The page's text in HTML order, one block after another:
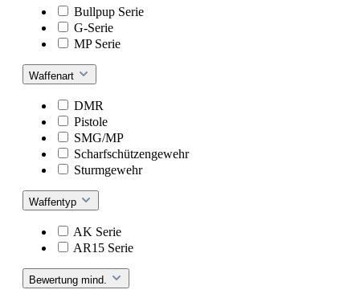
Bullpup Serie
G-Serie
MP Serie
Waffenart
DMR
Pistole
SMG/MP
Scharfschützengewehr
Sturmgewehr
Waffentyp
AK Serie
AR15 Serie
Bewertung mind.